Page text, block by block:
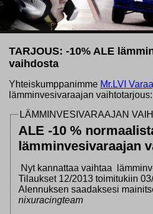
TARJOUS: -10% ALE
vaihdosta
Yhteiskumppanimme Mr.LVI
lämminvesivaraajan vaihtotarjous:
LÄMMINVESIVARAAJAN
ALE -10 %
lämminvesivaraajan
Nyt kannattaa vaihtaa
Tilaukset 12/2013 toimitukiin
Alennuksen saadaksesi
nixuracingteam